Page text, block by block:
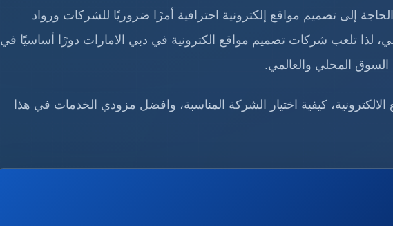
إلى تصميم مواقع إلكترونية احترافية أمرًا ضروريًا للشركات ورواد
لذا تلعب شركات تصميم مواقع الكترونية في دبي الامارات دورًا أساسيًا في
السوق المحلي والعالمي.
كيفية اختيار الشركة المناسبة، وافضل مزودي الخدمات في هذا